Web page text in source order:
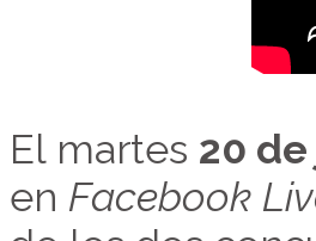
El martes 20
en Facebook